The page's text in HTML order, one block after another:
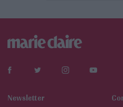
Newsletter